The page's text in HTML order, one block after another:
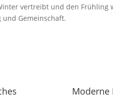
vertreibt und den Frühling
Gemeinschaft.